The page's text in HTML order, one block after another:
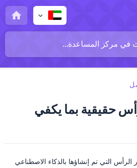
حقيقية بما يكفي
التي تم إنشاؤها بالذكاء الاصطناعي